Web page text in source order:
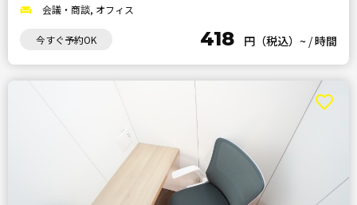
会議・商談, オフィス
今すぐ予約OK 418 円（税込）~ /時間